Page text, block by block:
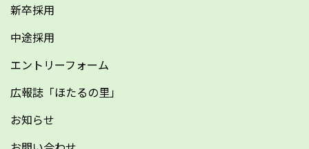
新卒採用
中途採用
エントリーフォーム
広報誌「ほたるの里」
お知らせ